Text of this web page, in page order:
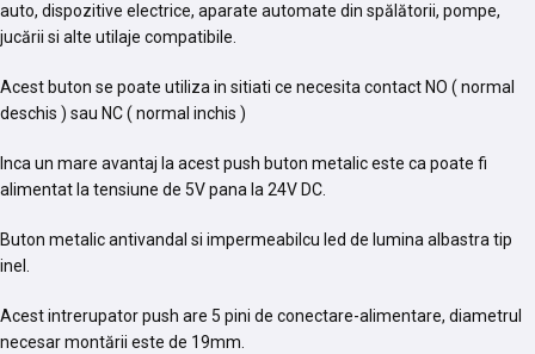
auto, dispozitive electrice, aparate automate din spălătorii, pompe,
jucării si alte utilaje compatibile.
Acest buton se poate utiliza in sitiati ce necesita contact NO ( normal
deschis ) sau NC ( normal inchis )
Inca un mare avantaj la acest push buton metalic este ca poate fi
alimentat la tensiune de 5V pana la 24V DC.
Buton metalic antivandal si impermeabilcu led de lumina albastra tip
inel.
Acest intrerupator push are 5 pini de conectare-alimentare, diametrul
necesar montării este de 19mm.